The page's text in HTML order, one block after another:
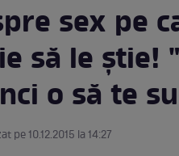
sex pe
să le ştie!
o să te
pe 10.12.2015 la 14:27